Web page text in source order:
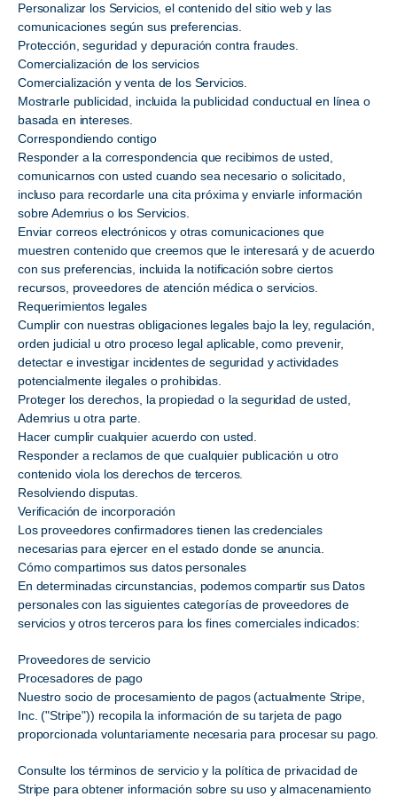
Personalizar los Servicios, el contenido del sitio web y las
comunicaciones según sus preferencias.
Protección, seguridad y depuración contra fraudes.
Comercialización de los servicios
Comercialización y venta de los Servicios.
Mostrarle publicidad, incluida la publicidad conductual en línea o
basada en intereses.
Correspondiendo contigo
Responder a la correspondencia que recibimos de usted,
comunicarnos con usted cuando sea necesario o solicitado,
incluso para recordarle una cita próxima y enviarle información
sobre Ademrius o los Servicios.
Enviar correos electrónicos y otras comunicaciones que
muestren contenido que creemos que le interesará y de acuerdo
con sus preferencias, incluida la notificación sobre ciertos
recursos, proveedores de atención médica o servicios.
Requerimientos legales
Cumplir con nuestras obligaciones legales bajo la ley, regulación,
orden judicial u otro proceso legal aplicable, como prevenir,
detectar e investigar incidentes de seguridad y actividades
potencialmente ilegales o prohibidas.
Proteger los derechos, la propiedad o la seguridad de usted,
Ademrius u otra parte.
Hacer cumplir cualquier acuerdo con usted.
Responder a reclamos de que cualquier publicación u otro
contenido viola los derechos de terceros.
Resolviendo disputas.
Verificación de incorporación
Los proveedores confirmadores tienen las credenciales
necesarias para ejercer en el estado donde se anuncia.
Cómo compartimos sus datos personales
En determinadas circunstancias, podemos compartir sus Datos
personales con las siguientes categorías de proveedores de
servicios y otros terceros para los fines comerciales indicados:
Proveedores de servicio
Procesadores de pago
Nuestro socio de procesamiento de pagos (actualmente Stripe,
Inc. ("Stripe")) recopila la información de su tarjeta de pago
proporcionada voluntariamente necesaria para procesar su pago.
Consulte los términos de servicio y la política de privacidad de
Stripe para obtener información sobre su uso y almacenamiento